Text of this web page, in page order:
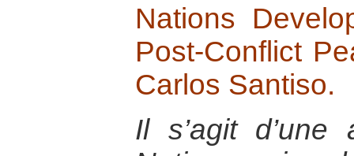
Nations
Post-Conflict
Carlos Santiso.
Il s’agit